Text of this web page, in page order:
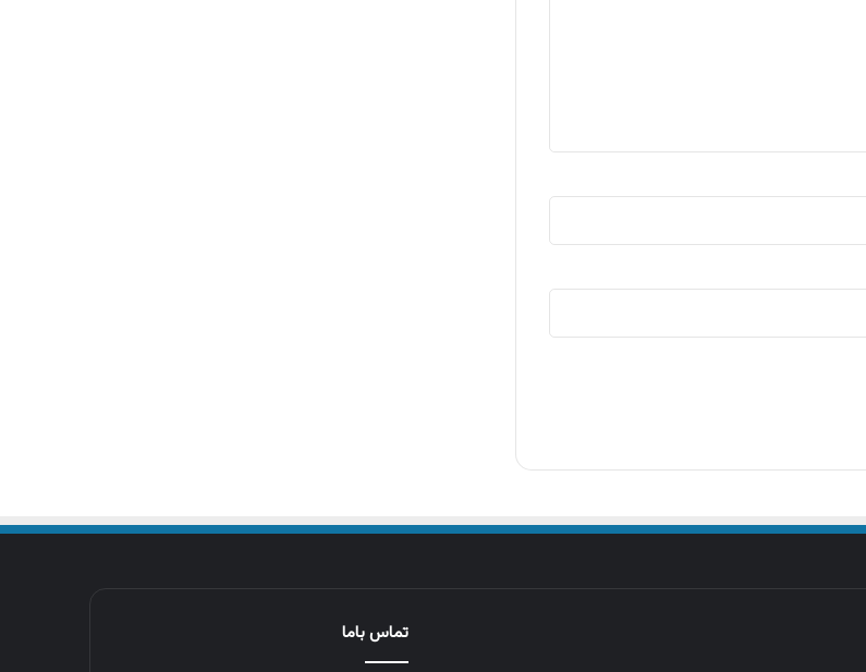
تماس باما